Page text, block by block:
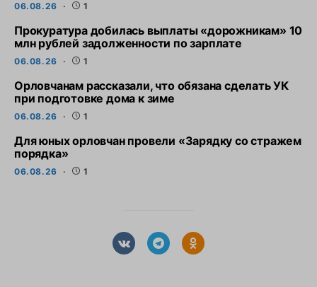
06.08.26 1
Прокуратура добилась выплаты «дорожникам» 10
млн рублей задолженности по зарплате
06.08.26 1
Орловчанам рассказали, что обязана сделать УК
при подготовке дома к зиме
06.08.26 1
Для юных орловчан провели «Зарядку со стражем
порядка»
06.08.26 1